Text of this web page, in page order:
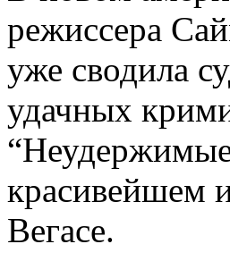
режиссера
уже сводила
удачных
красивейшем
Вегасе.